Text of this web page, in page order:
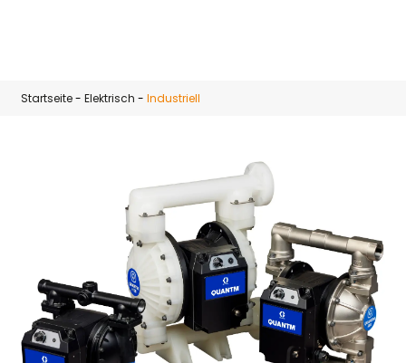
Zum Hauptinhalt springen
Startseite-Elektrisch -Industriell